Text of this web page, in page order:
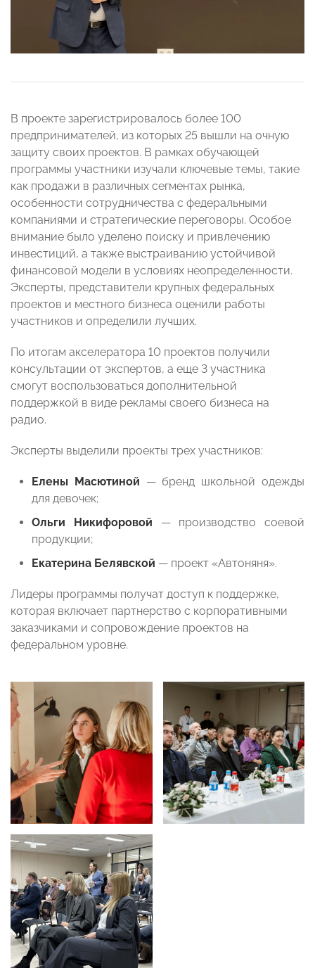
В проекте зарегистрировалось более 100
предпринимателей, из которых 25 вышли на очную
защиту своих проектов. В рамках обучающей
программы участники изучали ключевые темы, такие
как продажи в различных сегментах рынка,
особенности сотрудничества с федеральными
компаниями и стратегические переговоры. Особое
внимание было уделено поиску и привлечению
инвестиций, а также выстраиванию устойчивой
финансовой модели в условиях неопределенности.
Эксперты, представители крупных федеральных
проектов и местного бизнеса оценили работы
участников и определили лучших.
По итогам акселератора 10 проектов получили
консультации от экспертов, а еще 3 участника
смогут воспользоваться дополнительной
поддержкой в виде рекламы своего бизнеса на
радио.
Эксперты выделили проекты трех участников:
Елены Масютиной — бренд школьной одежды
для девочек;
Ольги Никифоровой — производство соевой
продукции;
Екатерина Белявской — проект «Автоняня».
Лидеры программы получат доступ к поддержке,
которая включает партнерство с корпоративными
заказчиками и сопровождение проектов на
федеральном уровне.